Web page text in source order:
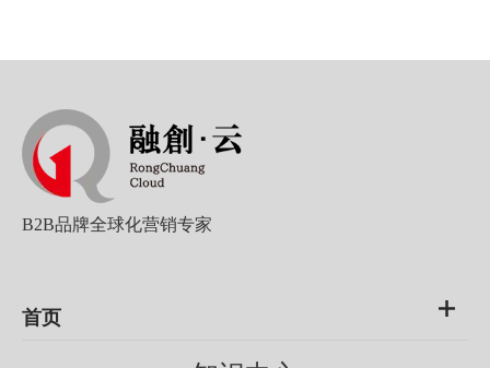
B2B品牌全球化营销专家
首页